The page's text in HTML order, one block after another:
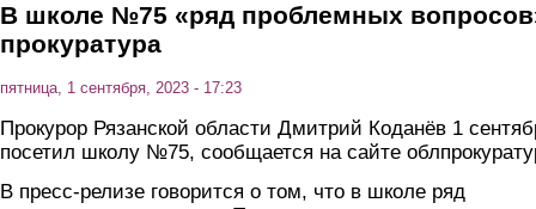
В школе №75 «ряд проблемных
прокуратура
пятница, 1 сентября, 2023 - 17:23
Прокурор Рязанской области Дмитрий Коданёв 1
посетил школу №75, сообщается на сайте
В пресс-релизе говорится о том, что в школе ряд